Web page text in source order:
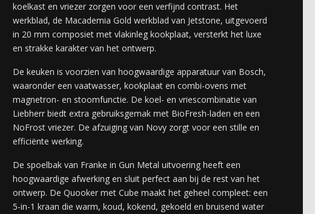
koelkast en vriezer zorgen voor een verfijnd contrast. Het
werkblad, de Macademia Gold werkblad van Jetstone, uitgevoerd
in 20 mm composiet met vlakinleg kookplaat, versterkt het luxe
en strakke karakter van het ontwerp.
De keuken is voorzien van hoogwaardige apparatuur van Bosch,
waaronder een vaatwasser, kookplaat en combi-ovens met
magnetron- en stoomfunctie. De koel- en vriescombinatie van
Liebherrbiedt extra gebruiksgemak met BioFresh-laden en een
NoFrost vriezer. De afzuiging van Novyzorgt voor een stille en
efficiënte werking.
De spoelbak van Franke in Gun Metal uitvoering heeft een
hoogwaardige afwerking en sluit perfect aan bij de rest van het
ontwerp. De Quookermet Cube maakt het geheel compleet: een
5-in-1 kraan die warm, koud, kokend, gekoeld en bruisend water